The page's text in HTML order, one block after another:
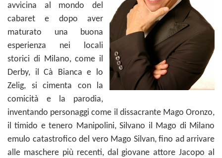
avvicina al mondo del
cabaret e dopo aver
maturato una buona
esperienza nei locali
storici di Milano, come il
Derby, il Cà Bianca e lo
Zelig, si cimenta con la
comicità e la parodia,
inventando personaggi come il dissacrante Mago Oronzo,
il timido e tenero Manipolini, Silvano il Mago di Milano
emulo catastrofico del vero Mago Silvan, fino ad arrivare
alle maschere più recenti, dal giovane attore Jacopo al